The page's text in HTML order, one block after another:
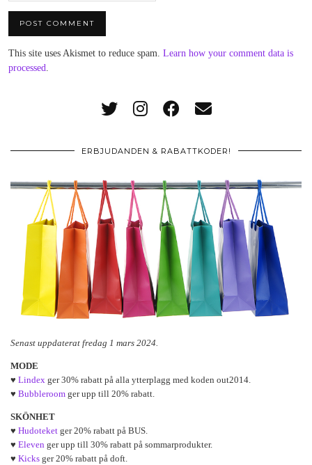
This site uses Akismet to reduce spam. Learn how your comment data is
processed.
ERBJUDANDEN & RABATTKODER!
Senast uppdaterat fredag 1 mars 2024.
MODE
♥ Lindex ger 30% rabatt på alla ytterplagg med koden out2014.
♥ Bubbleroom ger upp till 20% rabatt.
SKÖNHET
♥ Hudoteket ger 20% rabatt på BUS.
♥ Eleven ger upp till 30% rabatt på sommarprodukter.
♥ Kicks ger 20% rabatt på doft.